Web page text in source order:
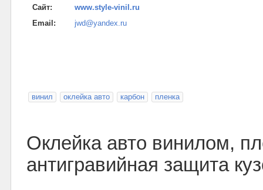
Сайт:
www.style-vinil.ru
Email:
jwd@yandex.ru
винил оклейка авто карбон пленка
Оклейка авто винилом,
антигравийная защита